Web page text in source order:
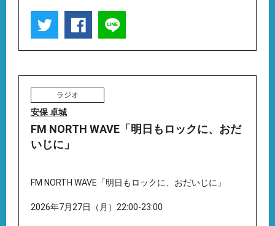
ラジオ
安保 卓城
FM NORTH WAVE「明日もロックに、おだ
いじに」
FM NORTH WAVE「明日もロックに、おだいじに」
2026年7月27日（月）22:00-23:00